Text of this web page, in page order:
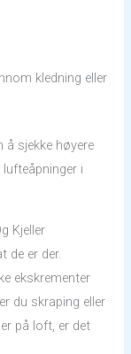
kledning eller
å sjekke høyere
i
Kjeller
de er der.
ekskrementer
du skraping eller
på loft, er det